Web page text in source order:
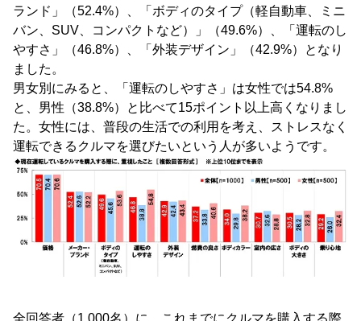
ランド」（52.4%）、「ボディのタイプ（軽自動車、ミニ
バン、SUV、コンパクトなど）」（49.6%）、「運転のし
やすさ」（46.8%）、「外装デザイン」（42.9%）となり
ました。
男女別にみると、「運転のしやすさ」は女性では54.8%
と、男性（38.8%）と比べて15ポイント以上高くなりまし
た。女性には、普段の生活での利用を考え、ストレスなく
運転できるクルマを選びたいという人が多いようです。